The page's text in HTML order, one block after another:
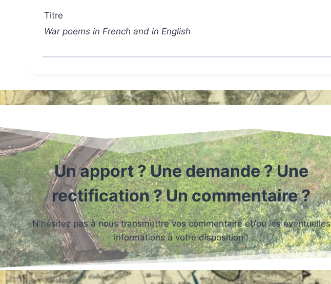
Titre
War poems in French and in English
Un apport ? Une demande ? Une
rectification ? Un commentaire ?
N'hésitez pas à nous transmettre vos commentaire et/ou les éventuelles
informations à votre disposition !